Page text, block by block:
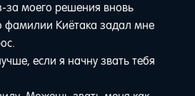
за моего решения вновь
фамилии Киётака задал мне
если я начну звать тебя